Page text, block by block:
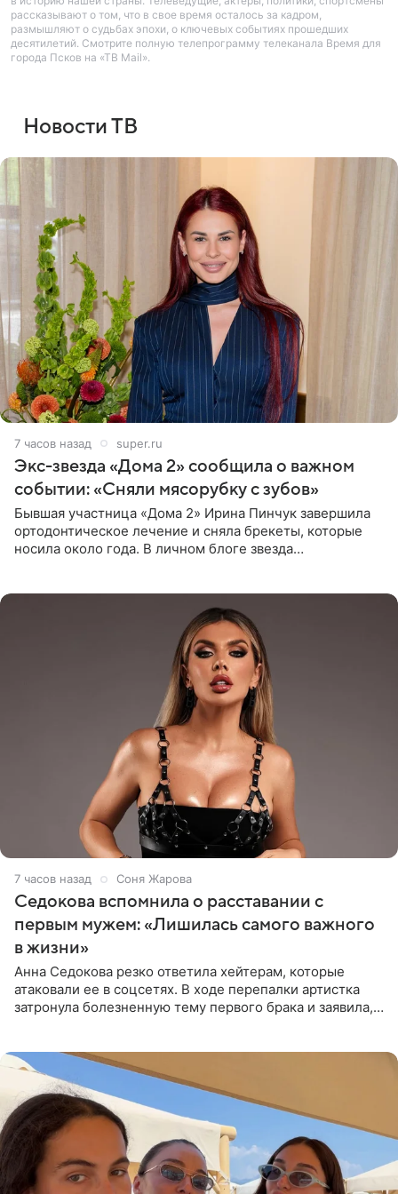
рассказывают о том, что в свое время осталось за кадром,
размышляют о судьбах эпохи, о ключевых событиях прошедших
десятилетий. Смотрите полную телепрограмму телеканала Время для
города Псков на «ТВ Mail».
Новости ТВ
7 часов назад super.ru
Экс-звезда «Дома 2» сообщила о важном
событии: «Сняли мясорубку с зубов»
Бывшая участница «Дома 2» Ирина Пинчук завершила
ортодонтическое лечение и сняла брекеты, которые
носила около года. В личном блоге звезда
7 часов назад Соня Жарова
Седокова вспомнила о расставании с
первым мужем: «Лишилась самого важного
в жизни»
Анна Седокова резко ответила хейтерам, которые
атаковали ее в соцсетях. В ходе перепалки артистка
затронула болезненную тему первого брака и заявила,